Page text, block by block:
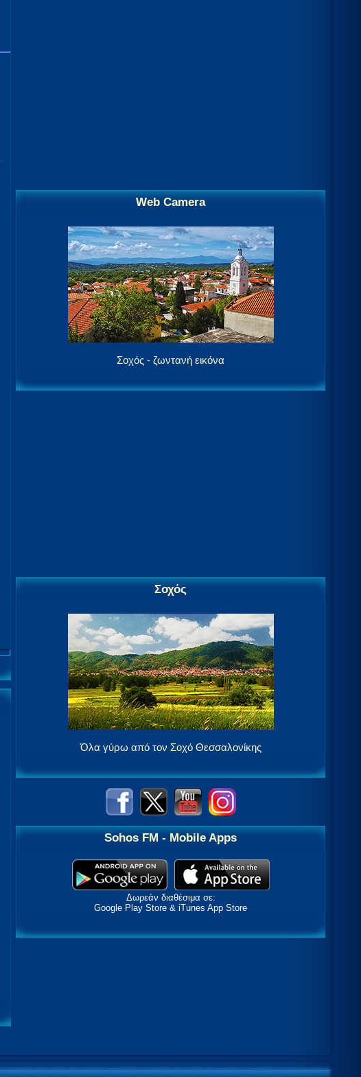
Web Camera
Σοχός - ζωντανή εικόνα
Σοχός
Όλα γύρω από τον Σοχό Θεσσαλονίκης
Sohos FM - Mobile Apps
Δωρεάν διαθέσιμα σε:
Google Play Store & iTunes App Store